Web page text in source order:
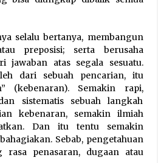
selalu bertanya, membangun
preposisi; serta berusaha
jawaban atas segala sesuatu.
dari sebuah pencarian, itu
(kebenaran). Semakin rapi,
sistematis sebuah langkah
kebenaran, semakin ilmiah
Dan itu tentu semakin
Sebab, pengetahuan
rasa penasaran, dugaan atau